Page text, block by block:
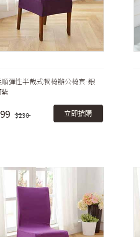
彈性半截式餐椅辦公椅套-銀
$230 立即搶購